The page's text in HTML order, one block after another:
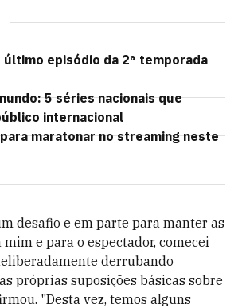
último episódio da 2ª temporada
5 séries nacionais que
internacional
maratonar no streaming neste
desafio e em parte para manter as
e para o espectador, comecei
derrubando
próprias suposições básicas sobre
"Desta vez, temos alguns